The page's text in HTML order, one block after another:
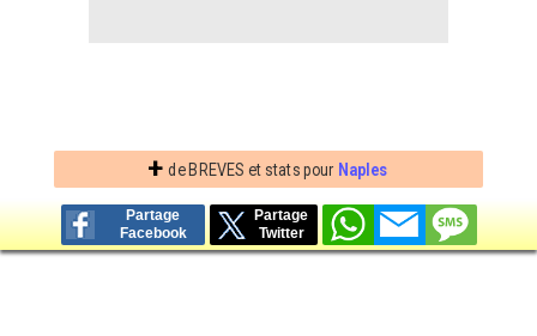
+ de BREVES et stats pour Naples
Partage
Facebook
Partage
Twitter